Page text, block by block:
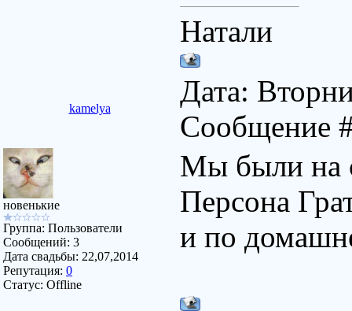
Натали
kamelya
Дата:
Сообщение
новенькие
Группа: Пользователи
Сообщений: 3
Дата свадьбы: 22,07,2014
Репутация: 0
Статус: Offline
Мы были на
Персона
и по